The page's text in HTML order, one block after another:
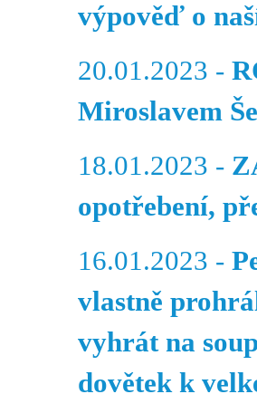
výpověď o
20.01.2023 -
Miroslavem
18.01.2023 -
opotřebení,
16.01.2023 -
vlastně
vyhrát na
dovětek k